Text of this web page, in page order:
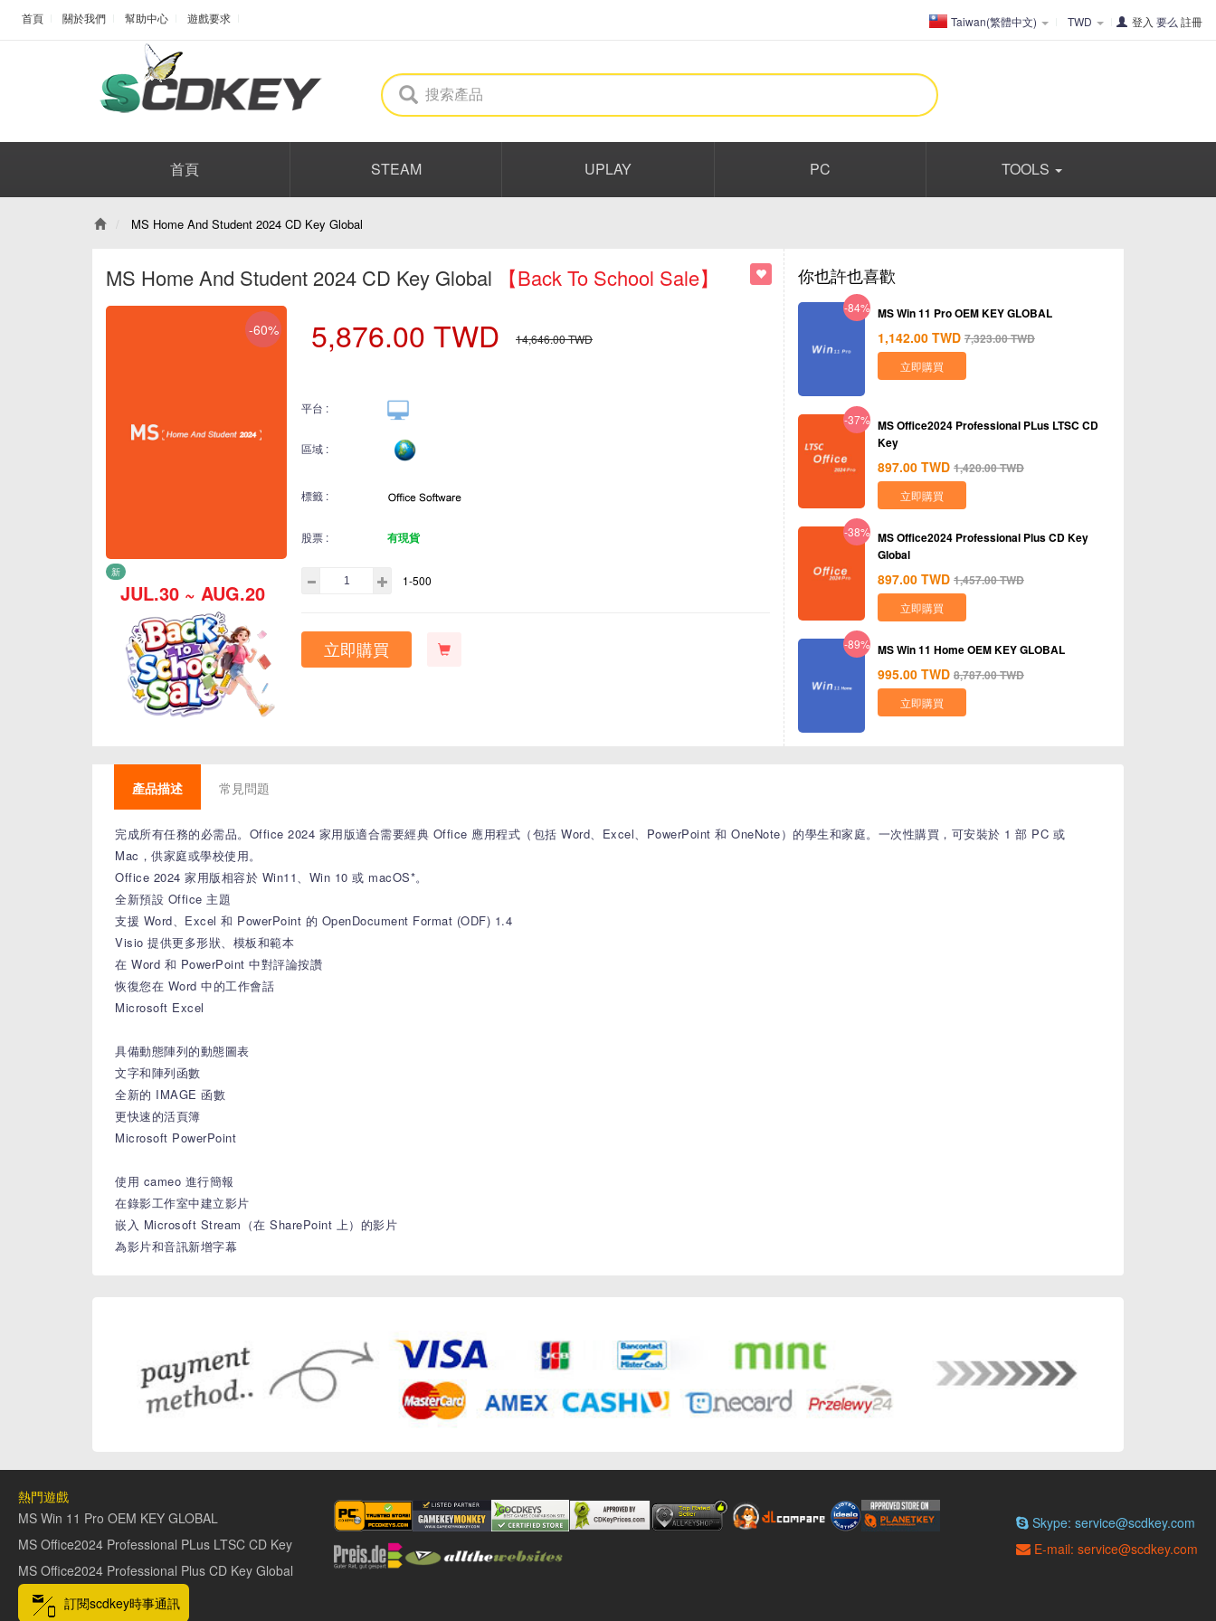
首頁 關於我們 幫助中心 遊戲要求 Taiwan(繁體中文) TWD 登入 要么 註冊
首頁 STEAM UPLAY PC TOOLS
MS Home And Student 2024 CD Key Global
MS Home And Student 2024 CD Key Global 【Back To School Sale】
-60%
JUL.30 ~ AUG.20
新
5,876.00 TWD 14,646.00TWD
平台 :
區域 :
標籤 :
股票 : 有現貨
1-500
立即購買
你也許也喜歡
-84% MS Win 11 Pro OEM KEY GLOBAL
1,142.00 TWD 7,323.00TWD
立即購買
-37% MS Office2024 Professional PLus LTSC CD
Key
897.00 TWD 1,420.00TWD
立即購買
-38% MS Office2024 Professional Plus CD Key
Global
897.00 TWD 1,457.00TWD
立即購買
-89% MS Win 11 Home OEM KEY GLOBAL
995.00 TWD 8,787.00TWD
立即購買
產品描述 常見問題
完成所有任務的必需品。Office 2024 家用版適合需要經典 Office 應用程式（包括 Word、Excel、PowerPoint 和 OneNote）的學生和家庭。一次性購買，可安裝於 1 部 PC 或
Mac，供家庭或學校使用。
Office 2024 家用版相容於 Win11、Win 10 或 macOS*。
全新預設 Office 主題
​​​​​​​支援 Word、Excel 和 PowerPoint 的 OpenDocument Format (ODF) 1.4
Visio 提供更多形狀、模板和範本
在 Word 和 PowerPoint 中對評論按讚
​​​​​​恢復您在 Word 中的工作會話
Microsoft Excel
具備動態陣列的動態圖表
文字和陣列函數
全新的 IMAGE 函數
更快速的活頁簿
Microsoft PowerPoint
使用 cameo 進行簡報
在錄影工作室中建立影片
嵌入 Microsoft Stream（在 SharePoint 上）的影片
為影片和音訊新增字幕
熱門遊戲
MS Win 11 Pro OEM KEY GLOBAL
MS Office2024 Professional PLus LTSC CD Key
MS Office2024 Professional Plus CD Key Global
Skype: service@scdkey.com
E-mail: service@scdkey.com
訂閱scdkey時事通訊